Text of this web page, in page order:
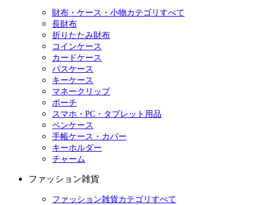
財布・ケース・小物カテゴリすべて
長財布
折りたたみ財布
コインケース
カードケース
パスケース
キーケース
マネークリップ
ポーチ
スマホ・PC・タブレット用品
ペンケース
手帳ケース・カバー
キーホルダー
チャーム
ファッション雑貨
ファッション雑貨カテゴリすべて